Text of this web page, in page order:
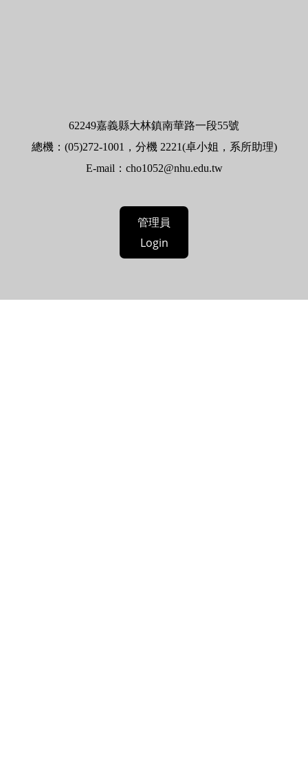
62249嘉義縣大林鎮南華路一段55號
總機：(05)272-1001，分機 2221(卓小姐，系所助理)
E-mail： cho1052@nhu.edu.tw
管理員
Login